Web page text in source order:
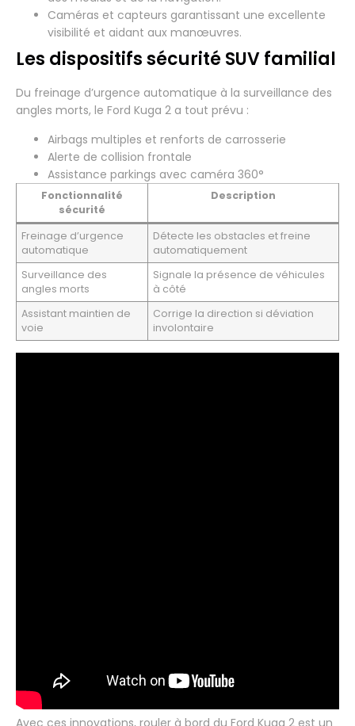
Caméras et capteurs garantissant une excellente
visibilité et aidant aux manœuvres.
Les dispositifs sécurité SUV familial
Du freinage d’urgence automatique à la surveillance des
angles morts, le Ford Kuga 2 a tout prévu :
Airbags multiples et renforts de carrosserie
Alerte de collision frontale
Assistance parkings avec caméra 360°
Fonctionnalité
sécurité
Description
Freinage d’urgence
automatique
Détecte les obstacles et freine
automatiquement
Surveillance des
angles morts
Signale la présence de véhicules
à côté
Assistant maintien de
voie
Corrige la direction si déviation
involontaire
Avec ces innovations, rouler à bord du Ford Kuga 2 est un